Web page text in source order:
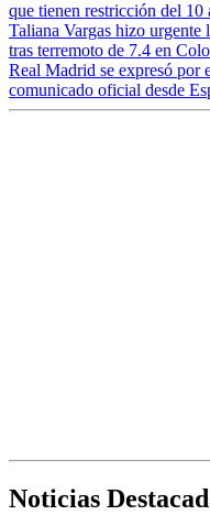
que tienen restricción del 10
Taliana Vargas hizo urgente
tras terremoto de 7.4 en
Real Madrid se expresó por
comunicado oficial desde
Noticias